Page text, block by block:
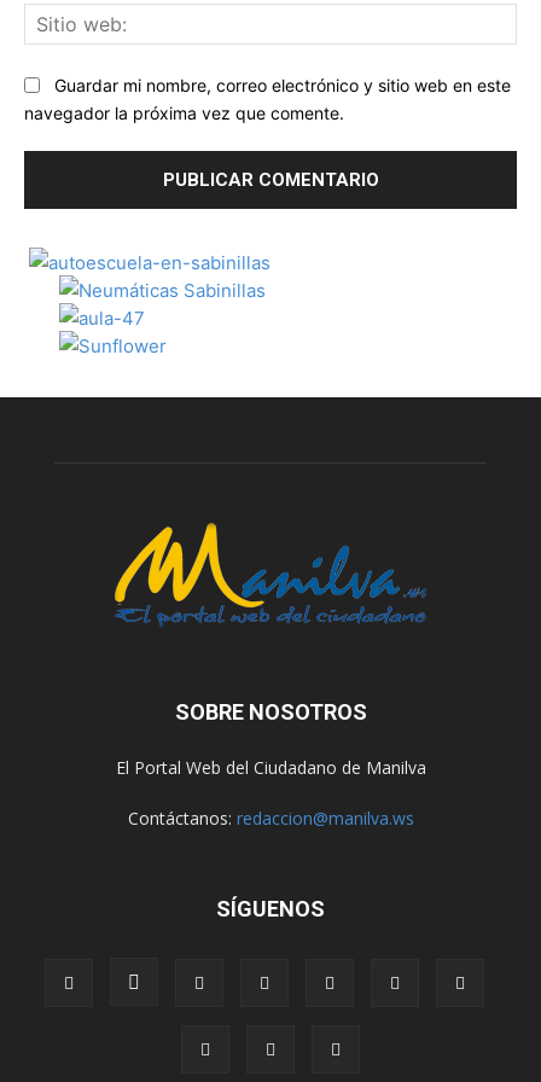
Guardar mi nombre, correo electrónico y sitio web en este
navegador la próxima vez que comente.
SOBRE NOSOTROS
El Portal Web del Ciudadano de Manilva
Contáctanos: redaccion@manilva.ws
SÍGUENOS